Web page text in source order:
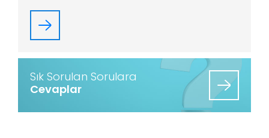
Sık Sorulan Sorulara
Cevaplar